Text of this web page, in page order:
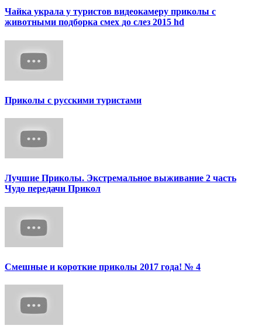
Чайка украла у туристов видеокамеру приколы с
животными подборка смех до слез 2015 hd
Приколы с русскими туристами
Лучшие Приколы. Экстремальное выживание 2 часть
Чудо передачи Прикол
Смешные и короткие приколы 2017 года! № 4